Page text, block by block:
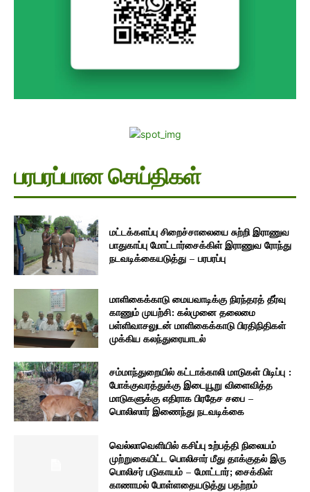
பரபரப்பான செய்திகள்
மட்டக்களப்பு சிறைச்சாலையை சுற்றி இராணுவ
பாதுகாப்பு மோட்டார்சைக்கிள் இராணுவ ரோந்து
நடவடிக்கையடுத்து – பரபரப்பு
மாளிகைக்காடு மையவாடிக்கு நிரந்தரத் தீர்வு
காணும் முயற்சி: கல்முனை தலைமை
பள்ளிவாசலுடன் மாளிகைக்காடு பிரதிநிதிகள்
முக்கிய கலந்துரையாடல்
சம்மாந்துறையில் கட்டாக்காலி மாடுகள் பிடிப்பு :
போக்குவரத்துக்கு இடையூறு விளைவித்த
மாடுகளுக்கு எதிராக பிரதேச சபை –
பொலிஸார் இணைந்து நடவடிக்கை
வெல்லாவெளியில் கசிப்பு உற்பத்தி நிலையம்
முற்றுகையிட்ட பொலிசார் மீது தாக்குதல் இரு
பொலிசர் படுகாயம் – மோட்டார்; சைக்கிள்
காணாமல் போள்ளதையடுத்து பதற்றம்